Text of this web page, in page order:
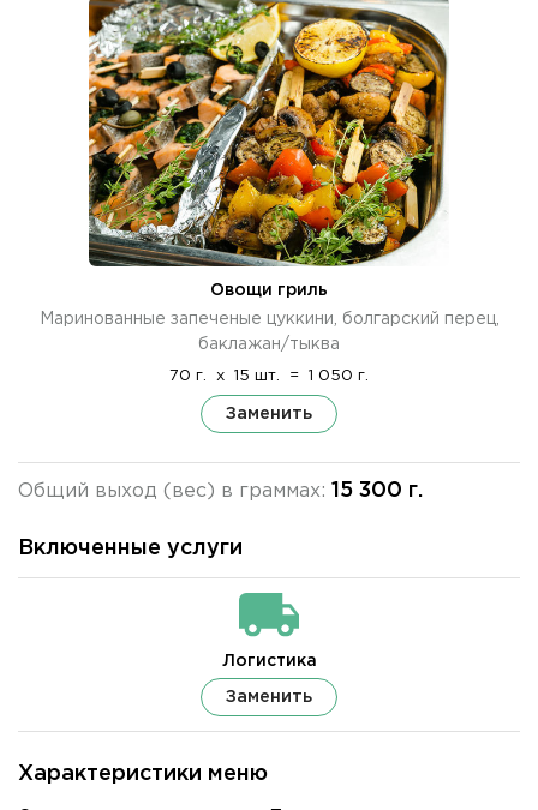
Характеристики меню
Овощи гриль
Маринованные запеченые цуккини, болгарский перец,
баклажан/тыква
70 г. x 15 шт. = 1 050 г.
Заменить
Общий выход (вес) в граммах: 15 300 г.
Включенные услуги
Логистика
Заменить